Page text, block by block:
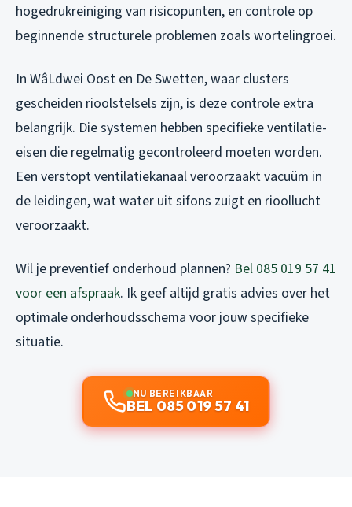
hogedrukreiniging van risicopunten, en controle op
beginnende structurele problemen zoals wortelingroei.
In WâLdwei Oost en De Swetten, waar clusters
gescheiden rioolstelsels zijn, is deze controle extra
belangrijk. Die systemen hebben specifieke ventilatie-
eisen die regelmatig gecontroleerd moeten worden.
Een verstopt ventilatiekanaal veroorzaakt vacuüm in
de leidingen, wat water uit sifons zuigt en rioollucht
veroorzaakt.
Wil je preventief onderhoud plannen? Bel 085 019 57 41
voor een afspraak. Ik geef altijd gratis advies over het
optimale onderhoudsschema voor jouw specifieke
situatie.
NU BEREIKBAAR
BEL 085 019 57 41